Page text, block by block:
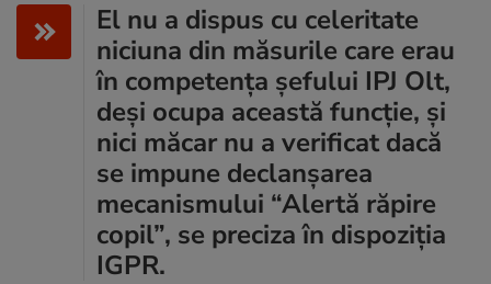
El nu a dispus cu celeritate
niciuna din măsurile care erau
în competenţa şefului IPJ Olt,
deşi ocupa această funcţie, şi
nici măcar nu a verificat dacă
se impune declanşarea
mecanismului “Alertă răpire
copil”, se preciza în dispoziția
IGPR.